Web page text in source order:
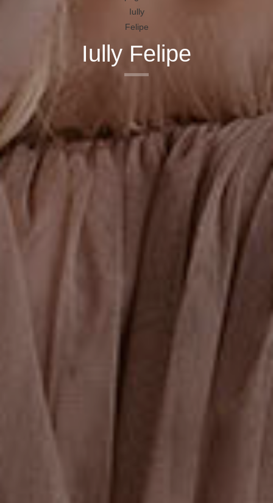
Iully Felipe